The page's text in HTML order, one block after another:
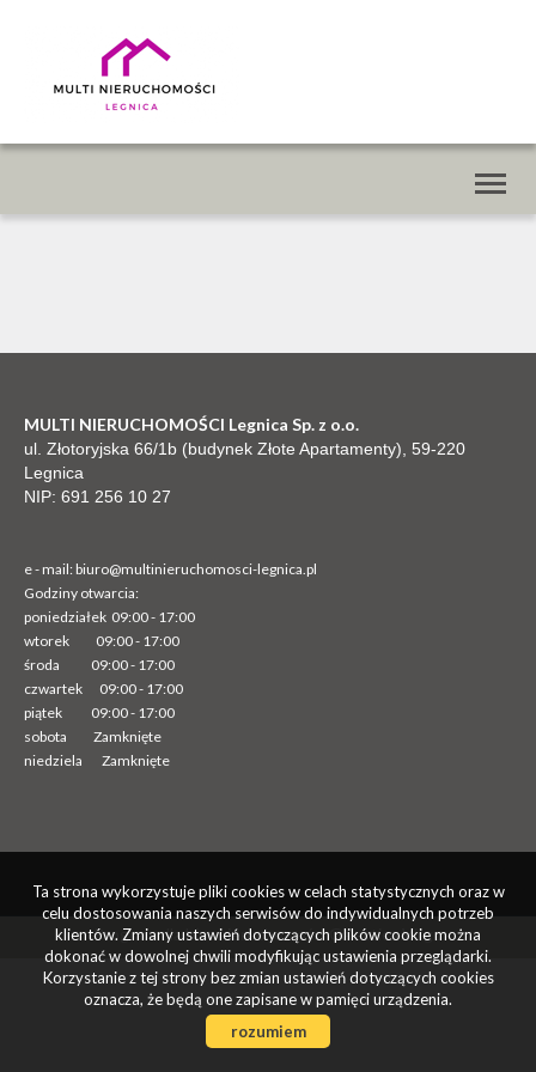
MULTI NIERUCHOMOŚCI Legnica Sp. z o.o.
ul. Złotoryjska 66/1b (budynek Złote Apartamenty), 59-220
Legnica
NIP: 691 256 10 27
e - mail:biuro@multinieruchomosci-legnica.pl
Godziny otwarcia:
poniedziałek 09:00 - 17:00
wtorek 09:00 - 17:00
środa 09:00 - 17:00
czwartek 09:00 - 17:00
piątek 09:00 - 17:00
sobota Zamknięte
niedziela Zamknięte
Program dla biur nieruchomości Galactica Virgo
Ta strona wykorzystuje pliki cookies w celach statystycznych oraz w
celu dostosowania naszych serwisów do indywidualnych potrzeb
klientów. Zmiany ustawień dotyczących plików cookie można
dokonać w dowolnej chwili modyfikując ustawienia przeglądarki.
Korzystanie z tej strony bez zmian ustawień dotyczących cookies
oznacza, że będą one zapisane w pamięci urządzenia.
rozumiem